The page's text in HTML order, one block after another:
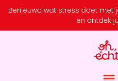
Benieuwd wat stress doet met
en ontdek